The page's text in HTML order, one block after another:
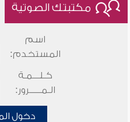
مكتبتك الصوتية
اسم
المستخدم:
كـلـــمـة
الـمـــــرور:
دخول